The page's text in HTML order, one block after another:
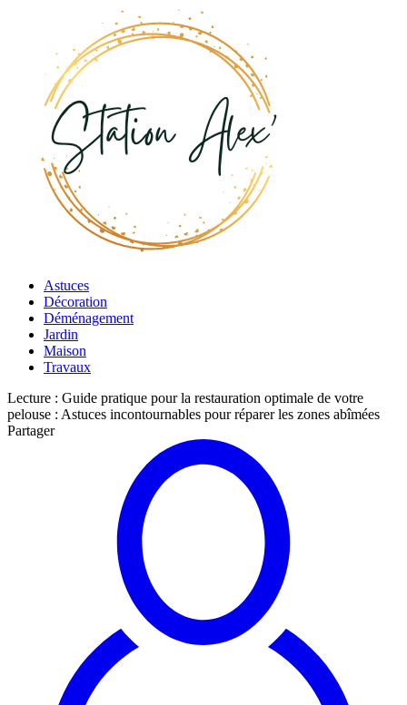
Astuces
Décoration
Déménagement
Jardin
Maison
Travaux
Lecture : Guide pratique pour la restauration optimale de votre
pelouse : Astuces incontournables pour réparer les zones abîmées
Partager